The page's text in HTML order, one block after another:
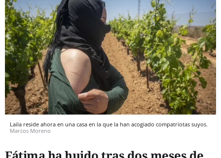
Laila reside ahora en una casa en la que la han acogiado compatriotas suyos.
Marcos Moreno